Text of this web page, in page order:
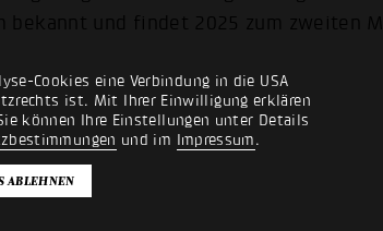
Cookies eine Verbindung in die USA
ist. Mit Ihrer Einwilligung erklären
können Ihre Einstellungen unter Details
und im Impressum.
bekannt und findet 2025 zum zweiten